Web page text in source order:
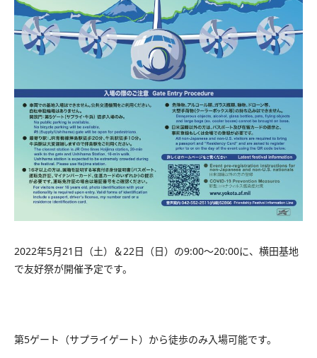
2022年5月21日（土）＆22日（日）の9:00～20:00に、横田基地
で友好祭が開催予定です。
第5ゲート（サプライゲート）から徒歩のみ入場可能です。